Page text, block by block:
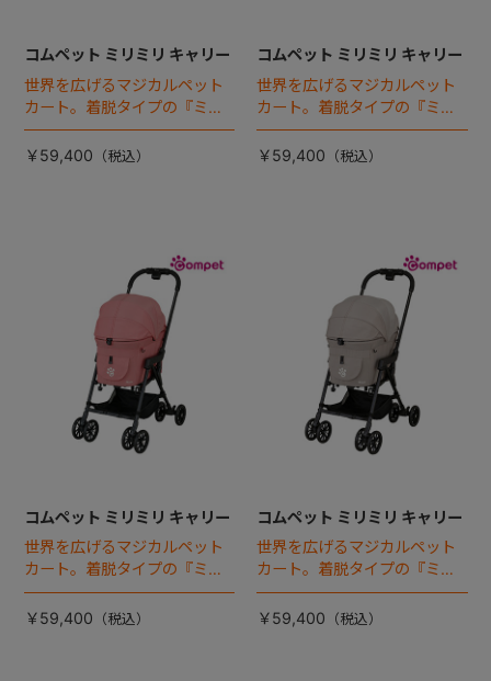
コムペット ミリミリ キャリー
世界を広げるマジカルペット
カート。着脱タイプの『ミリ
ミリEG』 がフルモデルチェン
ジ 。新機能「マジカルフォー
￥59,400
コムペット ミリミリ キャリー
世界を広げるマジカルペット
カート。着脱タイプの『ミリ
ミリEG』 がフルモデルチェン
ジ 。新機能「マジカルフォー
￥59,400
コムペット ミリミリ キャリー
世界を広げるマジカルペット
カート。着脱タイプの『ミリ
ミリEG』 がフルモデルチェン
ジ 。新機能「マジカルフォー
￥59,400
コムペット ミリミリ キャリー
世界を広げるマジカルペット
カート。着脱タイプの『ミリ
ミリEG』 がフルモデルチェン
ジ 。新機能「マジカルフォー
￥59,400